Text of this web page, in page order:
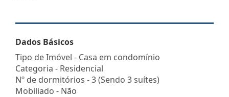
Dados Básicos
Tipo de Imóvel - Casa em condomínio
Categoria - Residencial
Nº de dormitórios - 3 (Sendo 3 suítes)
Mobiliado - Não